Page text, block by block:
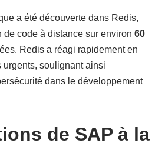
a été découverte dans Redis,
de code à distance sur environ 60
Redis a réagi rapidement en
urgents, soulignant ainsi
dans le développement
de SAP à la